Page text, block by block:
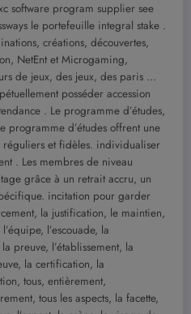
software program supplier see
le portefeuille integral stake .
créations, découvertes,
NetEnt et Microgaming,
de jeux, des jeux, des paris …
posséder accession
. Le programme d’études,
d’études offrent une
réguliers et fidèles. individualiser
. Les membres de niveau
grâce à un retrait accru, un
incitation pour garder
la justification, le maintien,
l’escouade, la
preuve, l’établissement, la
la certification, la
tous, entièrement,
tous les aspects, la facette,